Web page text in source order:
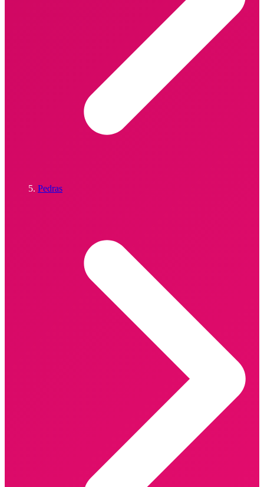
Pedras